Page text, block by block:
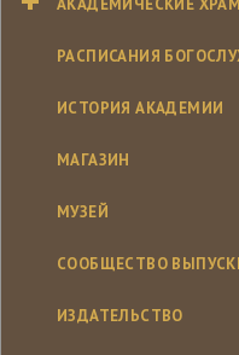
РАСПИСАНИЯ
ИСТОРИЯ АКАДЕМИИ
МАГАЗИН
МУЗЕЙ
СООБЩЕСТВО
ИЗДАТЕЛЬСТВО